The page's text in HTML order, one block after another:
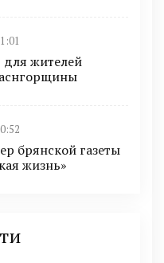
жителей
брянской газеты
жизнь»